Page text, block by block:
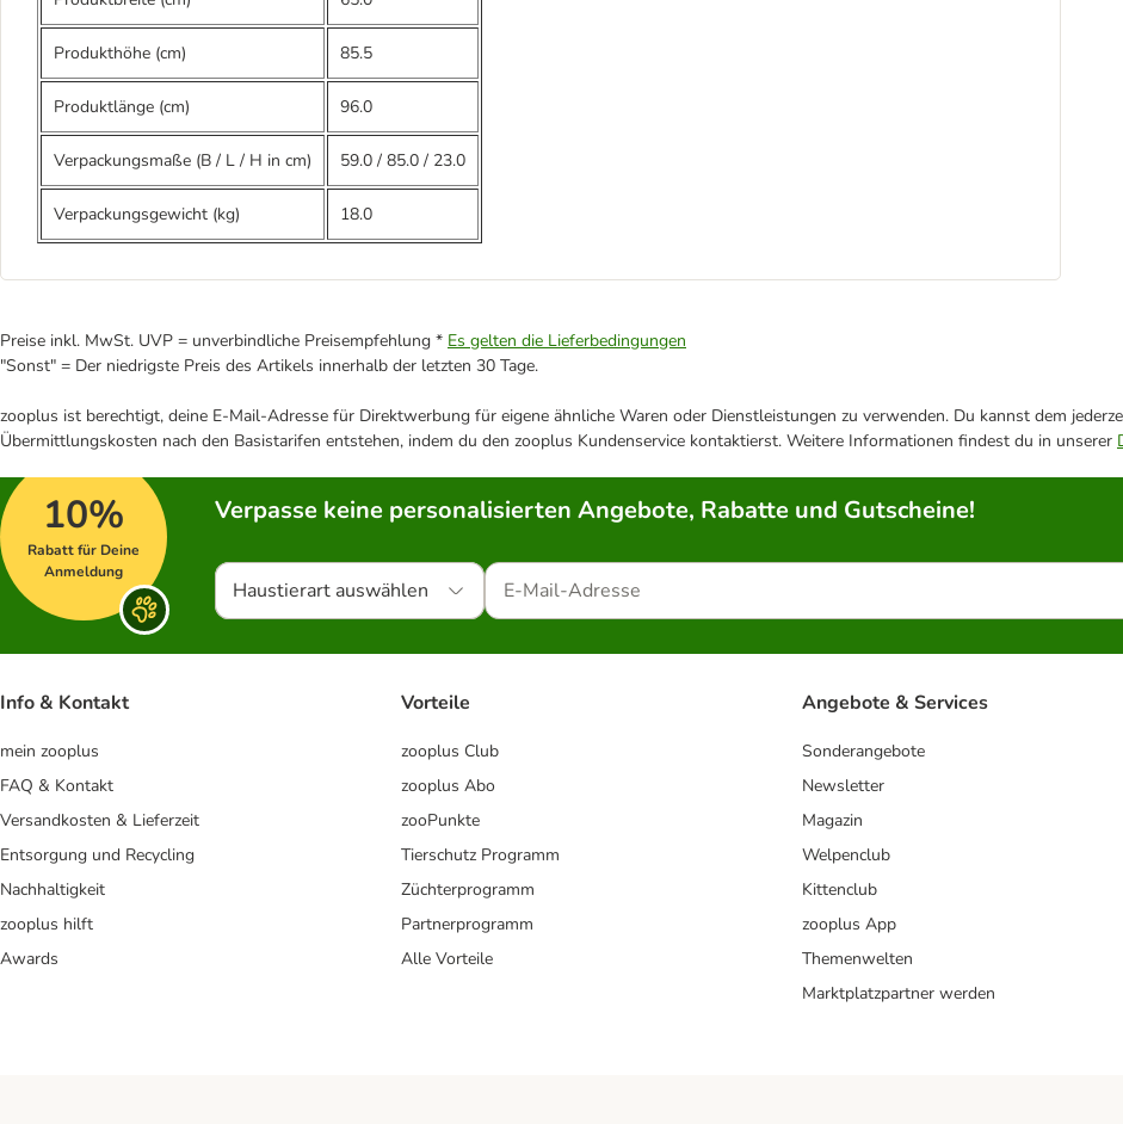
Produkthöhe (cm) 85.5
Produktlänge (cm) 96.0
Verpackungsmaße (B / L / H in cm) 59.0 / 85.0 / 23.0
Verpackungsgewicht (kg) 18.0
Preise inkl. MwSt. UVP = unverbindliche Preisempfehlung * Es gelten die Lieferbedingungen
"Sonst" = Der niedrigste Preis des Artikels innerhalb der letzten 30 Tage.
zooplus ist berechtigt, deine E-Mail-Adresse für Direktwerbung für eigene ähnliche Waren oder Dienstleistungen zu verwenden. Du kannst dem
Übermittlungskosten nach den Basistarifen entstehen, indem du den zooplus Kundenservice kontaktierst. Weitere Informationen findest du in unserer
10%
Rabatt für Deine
Anmeldung
Verpasse keine personalisierten Angebote, Rabatte und Gutscheine!
Haustierart auswählen
Info & Kontakt
mein zooplus
FAQ & Kontakt
Versandkosten & Lieferzeit
Entsorgung und Recycling
Nachhaltigkeit
zooplus hilft
Awards
Vorteile
zooplus Club
zooplus Abo
zooPunkte
Tierschutz Programm
Züchterprogramm
Partnerprogramm
Alle Vorteile
Angebote & Services
Sonderangebote
Newsletter
Magazin
Welpenclub
Kittenclub
zooplus App
Themenwelten
Marktplatzpartner werden